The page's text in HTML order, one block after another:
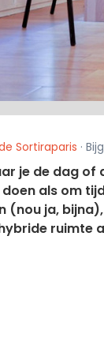
Sortiraparis ·
je de dag
als om
(nou ja,
ruimte